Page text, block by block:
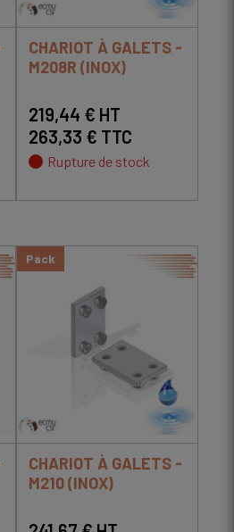
CHARIOT À GALETS -
M208R (INOX)
219,44 € HT
263,33 € TTC
Rupture de stock
Pack
CHARIOT À GALETS -
M210 (INOX)